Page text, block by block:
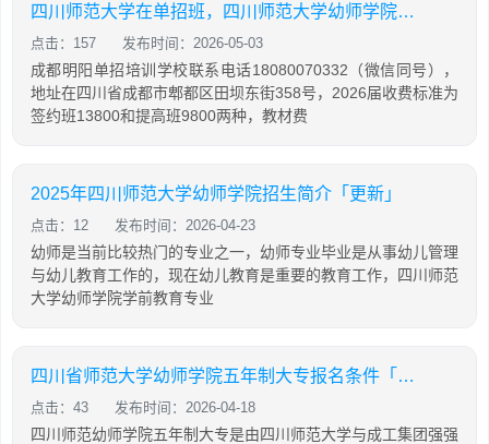
四川师范大学在单招班，四川师范大学幼师学院单招
点击：157 发布时间：2026-05-03
成都明阳单招培训学校联系电话18080070332（微信同号），
地址在四川省成都市郫都区田坝东街358号，2026届收费标准为
签约班13800和提高班9800两种，教材费
2025年四川师范大学幼师学院招生简介「更新」
点击：12 发布时间：2026-04-23
幼师是当前比较热门的专业之一，幼师专业毕业是从事幼儿管理
与幼儿教育工作的，现在幼儿教育是重要的教育工作，四川师范
大学幼师学院学前教育专业
四川省师范大学幼师学院五年制大专报名条件「2025年更新」
点击：43 发布时间：2026-04-18
四川师范幼师学院五年制大专是由四川师范大学与成工集团强强